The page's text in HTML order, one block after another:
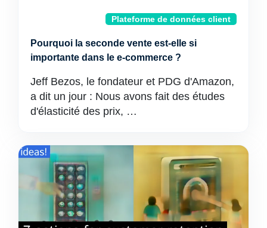
Plateforme de données client
Pourquoi la seconde vente est-elle si
importante dans le e-commerce ?
Jeff Bezos, le fondateur et PDG d'Amazon,
a dit un jour : Nous avons fait des études
d'élasticité des prix, …